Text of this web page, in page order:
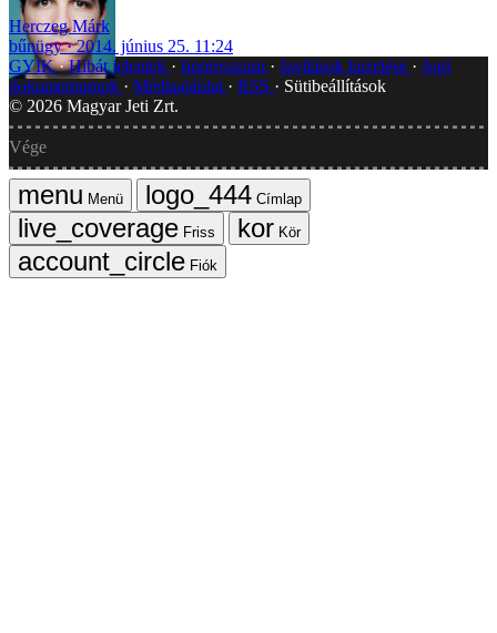
Herczeg Márk
bűnügy
2014. június 25. 11:24
GYIK Hibát jelentek Impresszum Javítások kezelése
Jogi
dokumentumok
Médiaajánlat RSS
Sütibeállítások
© 2026 Magyar Jeti Zrt.
Vége
Menü
Címlap
Friss
Kör
Fiók